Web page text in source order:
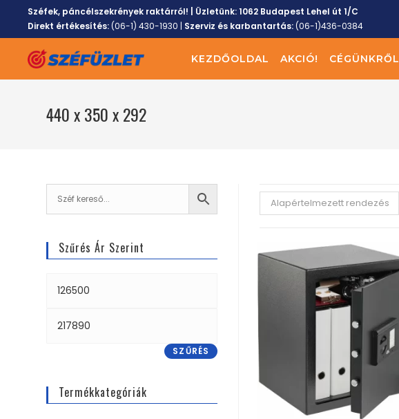
Széfek, páncélszekrények raktárról! | Üzletünk:1062 Budapest Lehel út 1/C
Direkt értékesítés:(06-1) 430-1930 | Szerviz és karbantartás:(06-1)436-0384
KEZDŐOLDAL AKCIÓ! CÉGÜNKRŐL
440 x 350 x 292
Alapértelmezett rendezés
Szűrés Ár Szerint
SZŰRÉS
Termékkategóriák